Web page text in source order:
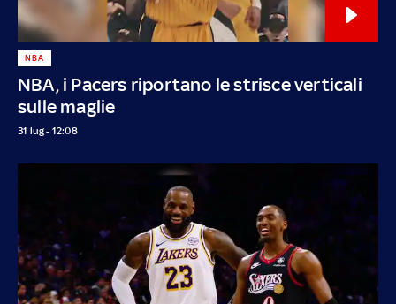
NBA, i Pacers riportano le strisce verticali
sulle maglie
NBA
31 lug - 12:08